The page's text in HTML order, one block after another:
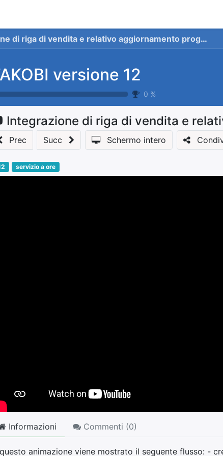
di riga di vendita e relativo aggiornamento progetto
versione 12
0 %
Integrazione di riga di vendita e
Prec Succ Schermo intero
servizio a ore
Informazioni Commenti (0)
animazione viene mostrato il seguente flusso: -